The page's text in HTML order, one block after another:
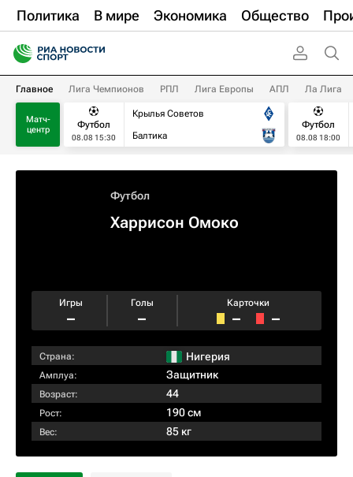
Политика В мире Экономика Общество
Главное Лига Чемпионов РПЛ Лига Европы АПЛ Ла Лига
Матч-
центр
Футбол
08.08 15:30
Крылья Советов
Балтика
Футбол
08.08 18:00
Футбол
Харрисон Омоко
Игры
–
Голы
–
Карточки
– –
Страна: Нигерия
Амплуа: Защитник
Возраст: 44
Рост: 190 см
Вес: 85 кг